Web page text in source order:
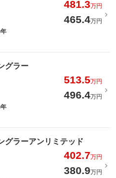
481.3万円
465.4万円
グラー
513.5万円
496.4万円
グラーアンリミテッド
402.7万円
380.9万円